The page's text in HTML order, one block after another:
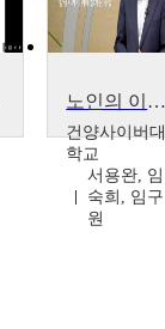
노인의 이해와
건양사이버
학교
서용완, 임
숙희, 임구
원